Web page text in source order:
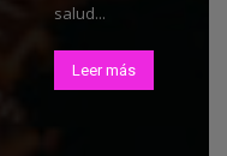
salud...
Leer más